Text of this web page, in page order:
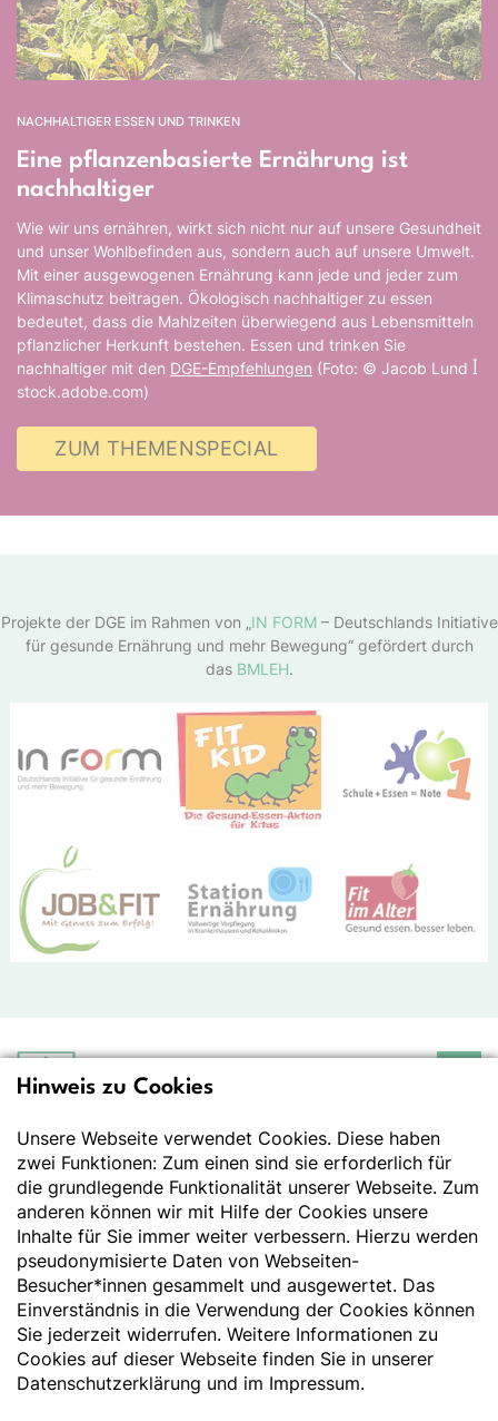
NACHHALTIGER ESSEN UND TRINKEN
Eine pflanzenbasierte Ernährung ist
nachhaltiger
Wie wir uns ernähren, wirkt sich nicht nur auf unsere Gesundheit
und unser Wohlbefinden aus, sondern auch auf unsere Umwelt.
Mit einer ausgewogenen Ernährung kann jede und jeder zum
Klimaschutz beitragen. Ökologisch nachhaltiger zu essen
bedeutet, dass die Mahlzeiten überwiegend aus Lebensmitteln
pflanzlicher Herkunft bestehen. Essen und trinken Sie
nachhaltiger mit den DGE-Empfehlungen (Foto: © Jacob Lund ꟾ
stock.adobe.com)
ZUM THEMENSPECIAL
Projekte der DGE im Rahmen von „ IN FORM– Deutschlands Initiative
für gesunde Ernährung und mehr Bewegung“ gefördert durch
das BMLEH.
Deutsche Gesellschaft
Der Wissenschaft verpflichtet - Ihre Partnerin für
Essen und Trinken
Deutsche Gesellschaft für Ernährung e. V.
Godesberger Allee 136
53175 Bonn
Tel:+49 228 3776-600
Fax:+49 228 3776-800
E-Mail:webmaster@dge.de
Hinweis zu Cookies
Unsere Webseite verwendet Cookies. Diese haben
zwei Funktionen: Zum einen sind sie erforderlich für
die grundlegende Funktionalität unserer Webseite. Zum
anderen können wir mit Hilfe der Cookies unsere
Inhalte für Sie immer weiter verbessern. Hierzu werden
pseudonymisierte Daten von Webseiten-
Besucher*innen gesammelt und ausgewertet. Das
Einverständnis in die Verwendung der Cookies können
Sie jederzeit widerrufen. Weitere Informationen zu
Cookies auf dieser Webseite finden Sie in unserer
Datenschutzerklärung und im Impressum.